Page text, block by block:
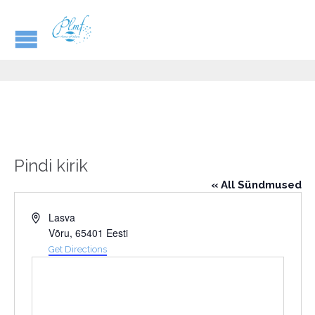
Pindi kirik
« All Sündmused
Address
Lasva
Võru, 65401 Eesti
Get Directions